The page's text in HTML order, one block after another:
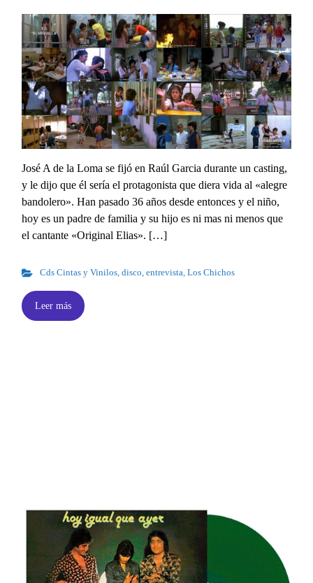
José A de la Loma se fijó en Raúl Garcia durante un casting,
y le dijo que él sería el protagonista que diera vida al «alegre
bandolero». Han pasado 36 años desde entonces y el niño,
hoy es un padre de familia y su hijo es ni mas ni menos que
el cantante «Original Elias». […]
Cds Cintas y Vinilos, disco, entrevista, Los Chichos
Leer más